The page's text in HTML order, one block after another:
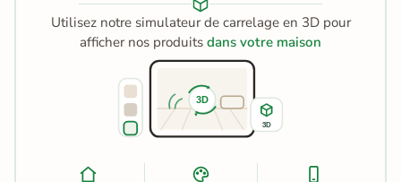
Utilisez notre simulateur de carrelage en 3D pour
afficher nos produits dans votre maison
3D
3D